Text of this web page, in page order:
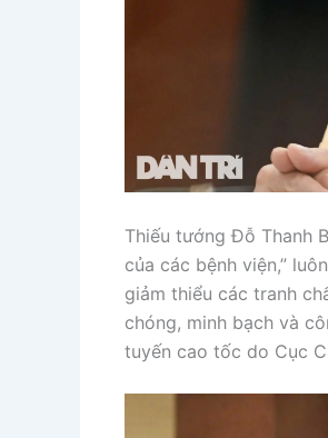
Thiếu tướng Đỗ Thanh
của các bệnh viện,”
giảm thiểu các tranh
chóng, minh bạch và
tuyến cao tốc do Cục